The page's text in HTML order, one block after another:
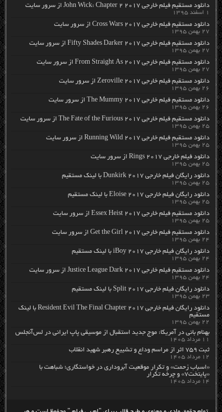
دانلود مستقیم فیلم خارجی John Wick: Chapter 2 2017 از سرور سایت
۱ اسفند ۱۳۹۵
دانلود مستقیم فیلم خارجی Cross Wars 2017 از سرور سایت
۲۷ بهمن ۱۳۹۵
دانلود مستقیم فیلم خارجی Fifty Shades Darker 2017 از سرور سایت
۲۷ بهمن ۱۳۹۵
دانلود مستقیم فیلم خارجی From Straight As 2017 از سرور سایت
۲۷ بهمن ۱۳۹۵
دانلود مستقیم فیلم خارجی Zeroville 2017 از سرور سایت
۲۶ بهمن ۱۳۹۵
دانلود مستقیم فیلم خارجی The Mummy 2017 از سرور سایت
۲۶ بهمن ۱۳۹۵
دانلود مستقیم فیلم خارجی The Fate of the Furious 2017 از سرور سایت
۲۵ بهمن ۱۳۹۵
دانلود مستقیم فیلم خارجی Running Wild 2017 از سرور سایت
۲۵ بهمن ۱۳۹۵
دانلود فیلم خارجی Rings 2017 از سرور سایت
۲۵ بهمن ۱۳۹۵
دانلود رایگان فیلم خارجی Dunkirk 2017 با لینک مستقیم
۲۵ بهمن ۱۳۹۵
دانلود رایگان فیلم خارجی Eloise 2017 با لینک مستقیم
۲۵ بهمن ۱۳۹۵
دانلود مستقیم فیلم خارجی Essex Heist 2017 از سرور سایت
۲۵ بهمن ۱۳۹۵
دانلود مستقیم فیلم خارجی Get the Girl 2017 از سرور سایت
۲۴ بهمن ۱۳۹۵
دانلود رایگان فیلم خارجی iBoy 2017 با لینک مستقیم
۲۴ بهمن ۱۳۹۵
دانلود مستقیم فیلم خارجی Justice League Dark 2017 از سرور سایت
۲۴ بهمن ۱۳۹۵
دانلود رایگان فیلم خارجی Split 2017 با لینک مستقیم
۲۳ بهمن ۱۳۹۵
دانلود رایگان فیلم خارجی Resident Evil The Final Chapter 2017 با لینک
مستقیم
۲۲ بهمن ۱۳۹۵
بهنام بانی در آمریکا: موج جدید استقبال از موسیقی پاپ ایرانی در لس‌آنجلس
۱۱ مرداد ۱۴۰۵
ثبت ۷۵۹ اثر از مراسم وداع و تشییع رهبر شهید انقلاب
۱۲ مرداد ۱۴۰۵
«اسباب زحمت» و تکرار موقعیت آبروداری در خواستگاری؛ شباهت با
«پایتخت۷» و چرخه تکرار
۱۴ مرداد ۱۴۰۵